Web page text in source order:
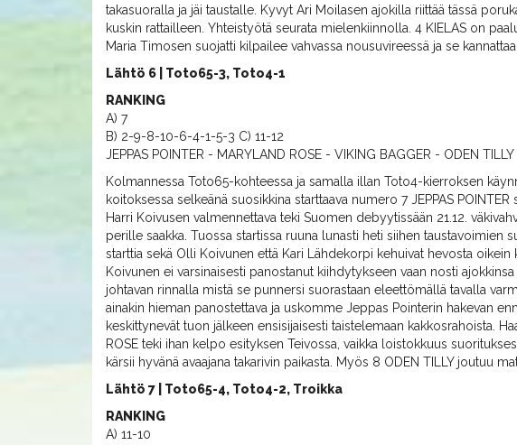
takasuoralla ja jäi taustalle. Kyvyt Ari Moilasen ajokilla riittää tässä
kuskin rattailleen. Yhteistyötä seurata mielenkiinnolla. 4 KIELAS on
Maria Timosen suojatti kilpailee vahvassa nousuvireessä ja se
Lähtö 6 | Toto65-3, Toto4-1
RANKING
A) 7
B) 2-9-8-10-6-4-1-5-3 C) 11-12
JEPPAS POINTER - MARYLAND ROSE - VIKING BAGGER - ODEN TILLY
Kolmannessa Toto65-kohteessa ja samalla illan Toto4-kierroksen
koitoksessa selkeänä suosikkina starttaava numero 7 JEPPAS
Harri Koivusen valmennettava teki Suomen debyytissään 21.12.
perille saakka. Tuossa startissa ruuna lunasti heti siihen taustavoimien
starttia sekä Olli Koivunen että Kari Lähdekorpi kehuivat hevosta
Koivunen ei varsinaisesti panostanut kiihdytykseen vaan nosti
johtavan rinnalla mistä se punnersi suorastaan eleettömällä tavalla
ainakin hieman panostettava ja uskomme Jeppas Pointerin hakevan
keskittynevät tuon jälkeen ensisijaisesti taistelemaan kakkosrahoista.
ROSE teki ihan kelpo esityksen Teivossa, vaikka loistokkuus
kärsii hyvänä avaajana takarivin paikasta. Myös 8 ODEN TILLY joutuu
Lähtö 7 | Toto65-4, Toto4-2, Troikka
RANKING
A) 11-10